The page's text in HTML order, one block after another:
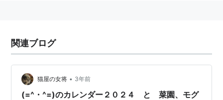
関連ブログ
猫屋の女将 • 3年前
(=^・^=)のカレンダー２０２４ と 菜園、モグ